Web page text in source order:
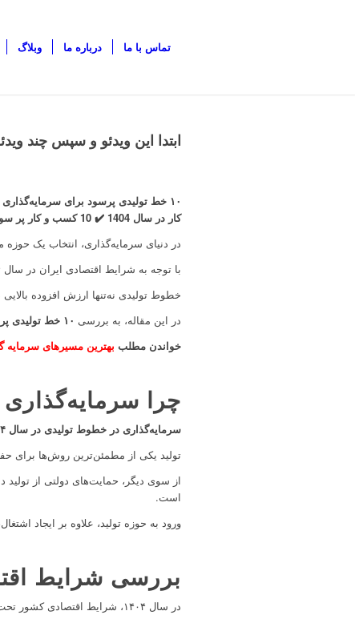
وبلاگ درباره ما تماس با ما
ابتدا این ویدئو و سپس چند
کار در سال 1404 ✔️ 10 کسب و کار پر سود در 1404
در دنیای سرمایه‌گذاری، انتخاب یک
با توجه به شرایط اقتصادی ایران در سال ۱۴۰۴، سرمایه‌گذاری در خطوط تولیدی می‌تواند یکی از بهترین گزینه‌ها برای کسب سود پایدار باشد.
خطوط تولیدی نه‌تنها ارزش افزوده
در این مقاله، به بررسی ۱۰ خط تولیدی پرسود در سال ۱۴۰۴
خواندن مطلب بهترین مسیرهای سرمایه‌
چرا سرمایه‌گذاری در
سرمایه‌گذاری در خطوط تولیدی در سال ۱۴۰۴
تولید یکی از مطمئن‌ترین روش‌ها
از سوی دیگر، حمایت‌های دولتی از
است.
ورود به حوزه تولید، علاوه بر ایجاد
بررسی شرایط
در سال ۱۴۰۴، شرایط اقتصادی کشور تحت تأثیر عوامل مختلفی مانند نرخ تورم، سیاست‌های ارزی، هزینه‌های تأمین مواد اولیه و تقاضای بازار قرار دارد.